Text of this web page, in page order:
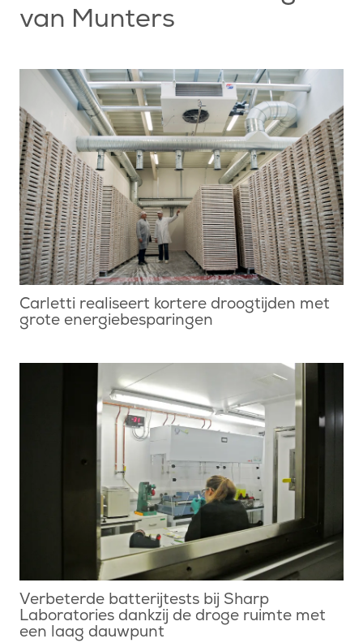
van Munters
Carletti realiseert kortere droogtijden met
grote energiebesparingen
Verbeterde batterijtests bij Sharp
Laboratories dankzij de droge ruimte met
een laag dauwpunt